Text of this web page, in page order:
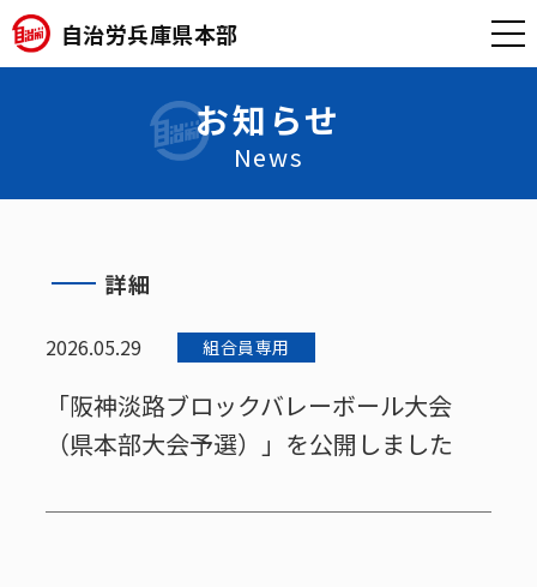
自治労兵庫県本部
お知らせ
News
詳細
2026.05.29 組合員専用
「阪神淡路ブロックバレーボール大会
（県本部大会予選）」を公開しました